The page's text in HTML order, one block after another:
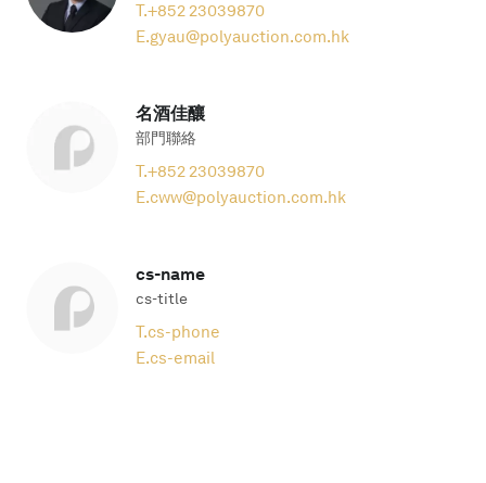
T.+852 23039870
E.gyau@polyauction.com.hk
名酒佳釀
部門聯絡
T.+852 23039870
E.cww@polyauction.com.hk
cs-name
cs-title
T.cs-phone
E.cs-email